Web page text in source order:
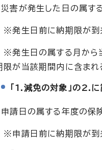
害が発生した日の属す
発生日前に納期限が到
発生日の属する月から
限が当該期間内に含まれ
「1.減免の対象」の2.
請日の属する年度の保
申請日前に納期限が到